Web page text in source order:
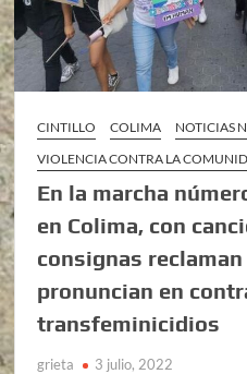
CINTILLO COLIMA
NOTICIAS
VIOLENCIA CONTRA LA
En la marcha
en Colima, con
consignas
pronuncian en
transfeminicidios
grieta 3 julio, 2022